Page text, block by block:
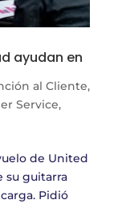
ayudan en
al Cliente,
Service,
de United
su guitarra
Pidió